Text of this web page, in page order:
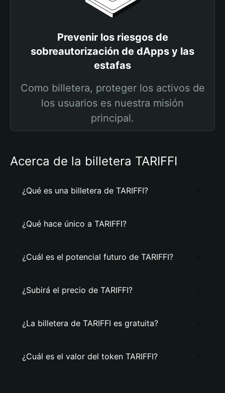
Prevenir los riesgos de
sobreautorización de dApps y las
estafas
Como billetera, proteger los activos de
los usuarios es nuestra misión
principal.
Acerca de la billetera TARIFFI
¿Qué es una billetera de TARIFFI?
¿Qué hace único a TARIFFI?
¿Cuál es el potencial futuro de TARIFFI?
¿Subirá el precio de TARIFFI?
¿La billetera de TARIFFI es gratuita?
¿Cuál es el valor del token TARIFFI?